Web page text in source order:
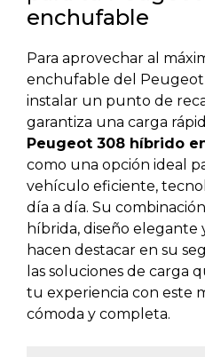
enchufable
Para aprovechar al
enchufable del
instalar un punto de
garantiza una carga
Peugeot 308 híbrido
como una opción ideal
vehículo eficiente,
día a día. Su
híbrida, diseño elegante
hacen destacar en su
las soluciones de carga
tu experiencia con este
cómoda y completa.